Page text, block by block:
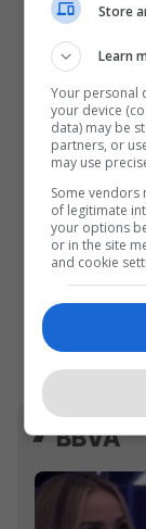
BBVA
Store
Learn
Your personal
your device
data) may be
partners, or
may use
Some
of legitimate
your options
or in the site
and cookie